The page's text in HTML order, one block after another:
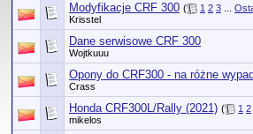
Modyfikacje CRF 300 ( 1 2 3
Krisstel
Dane serwisowe CRF 300
Wojtkuuu
Opony do CRF300 - na różne
Crass
Honda CRF300L/Rally (2021) ( 1 2
mikelos